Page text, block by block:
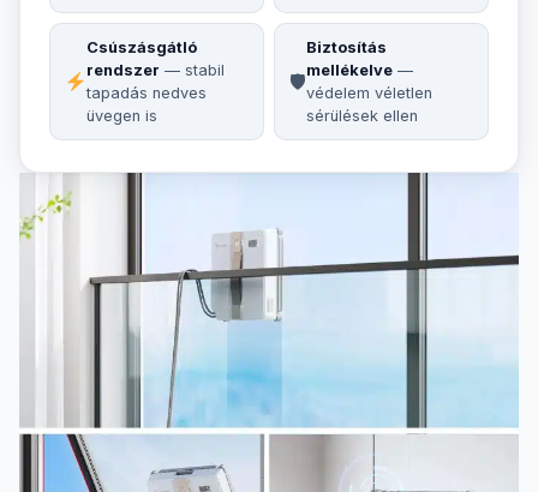
Csúszásgátló
rendszer — stabil
tapadás nedves
üvegen is
🛡
Biztosítás
mellékelve —
védelem véletlen
sérülések ellen